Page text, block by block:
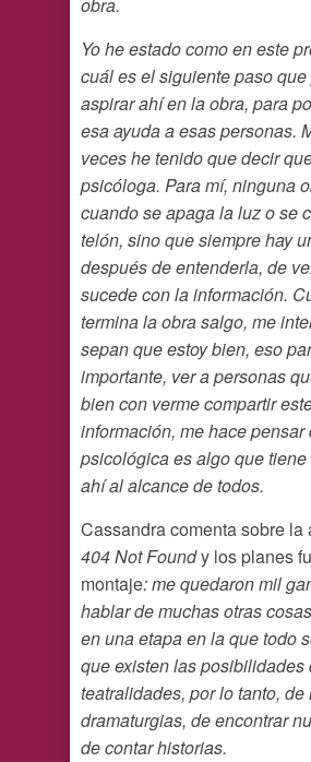
obra.
Yo he estado como en este
cuál es el siguiente paso
aspirar ahí en la obra, para
esa ayuda a esas personas.
veces he tenido que decir
psicóloga. Para mí, ninguna
cuando se apaga la luz o se
telón, sino que siempre hay
después de entenderla, de
sucede con la información.
termina la obra salgo, me
sepan que estoy bien, eso
importante, ver a personas
bien con verme compartir
información, me hace pensar
psicológica es algo que
ahí al alcance de todos.
Cassandra comenta sobre la
404 Not Foundy los planes
montaje: me quedaron mil
hablar de muchas otras
en una etapa en la que todo
que existen las posibilidades
teatralidades, por lo tanto, de
dramaturgias, de encontrar
de contar historias.